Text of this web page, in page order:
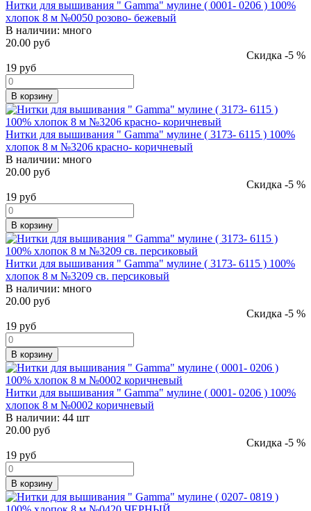
Нитки для вышивания " Gamma" мулине ( 0001- 0206 ) 100%
хлопок 8 м №0050 розово- бежевый
В наличии: много
20.00 руб
Скидка -5 %
19 руб
В корзину
Нитки для вышивания " Gamma" мулине ( 3173- 6115 ) 100%
хлопок 8 м №3206 красно- коричневый
В наличии: много
20.00 руб
Скидка -5 %
19 руб
В корзину
Нитки для вышивания " Gamma" мулине ( 3173- 6115 ) 100%
хлопок 8 м №3209 св. персиковый
В наличии: много
20.00 руб
Скидка -5 %
19 руб
В корзину
Нитки для вышивания " Gamma" мулине ( 0001- 0206 ) 100%
хлопок 8 м №0002 коричневый
В наличии: 44 шт
20.00 руб
Скидка -5 %
19 руб
В корзину